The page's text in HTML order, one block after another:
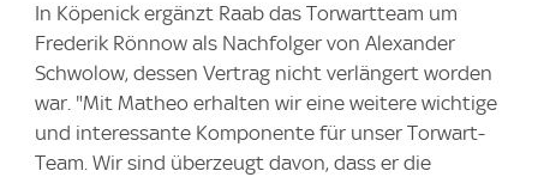
In Köpenick ergänzt Raab das Torwartteam um
Frederik Rönnow als Nachfolger von Alexander
Schwolow, dessen Vertrag nicht verlängert worden
war. "Mit Matheo erhalten wir eine weitere wichtige
und interessante Komponente für unser Torwart-
Team. Wir sind überzeugt davon, dass er die